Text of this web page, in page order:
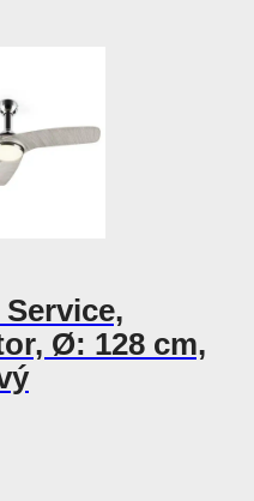
Ø: 128 cm,